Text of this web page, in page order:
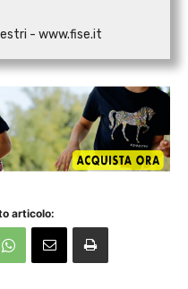
- www.fise.it
articolo: